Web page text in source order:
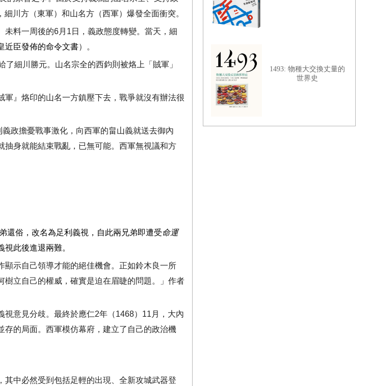
細川方（東軍）和山名方（西軍）爆發全面衝突。
未料一周後的6月 1 日，義政態度轉變。當天，細
近臣發佈的命令文書）。
了細川勝元。山名宗全的西鈞則被烙上「賊軍」
軍』烙印的山名一方鎮壓下去，戰爭就沒有辦法很
政擔憂戰事激化，向西軍的畠山義就送去御內
身就能結束戰亂，已無可能。西軍無視議和方
還俗，改名為足利義視，自此兩兄弟即遭受命運
此後進退兩難。
示自己領導才能的絕佳機會。正如鈴木良一所
立自己的權威，確實是迫在眉睫的問題。」作者
視意見分歧。最終於應仁2年（1468） 11 月，大內
的局面。西軍模仿幕府，建立了自己的政治機
中必然受到包括足輕的出現、全新攻城武器登
1493: 物種大交換丈量的
世界史